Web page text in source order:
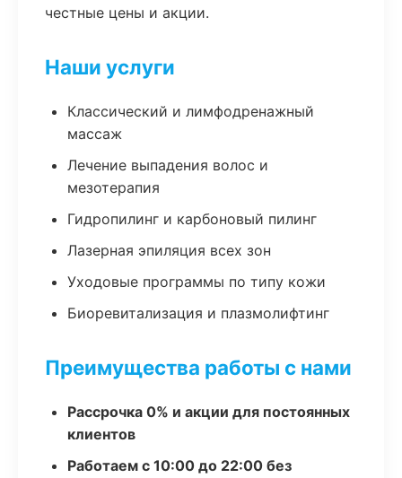
честные цены и акции.
Наши услуги
Классический и лимфодренажный
массаж
Лечение выпадения волос и
мезотерапия
Гидропилинг и карбоновый пилинг
Лазерная эпиляция всех зон
Уходовые программы по типу кожи
Биоревитализация и плазмолифтинг
Преимущества работы с нами
Рассрочка 0% и акции для постоянных
клиентов
Работаем с 10:00 до 22:00 без